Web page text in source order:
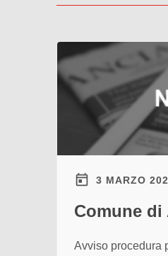
3 MARZO
Comune di
Avviso procedura